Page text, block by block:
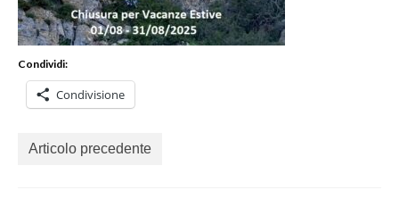
Condividi:
Condivisione
Articolo precedente